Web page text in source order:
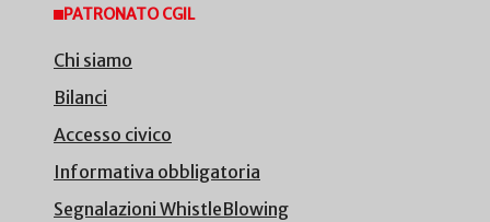
PATRONATO CGIL
Chi siamo
Bilanci
Accesso civico
Informativa obbligatoria
Segnalazioni WhistleBlowing